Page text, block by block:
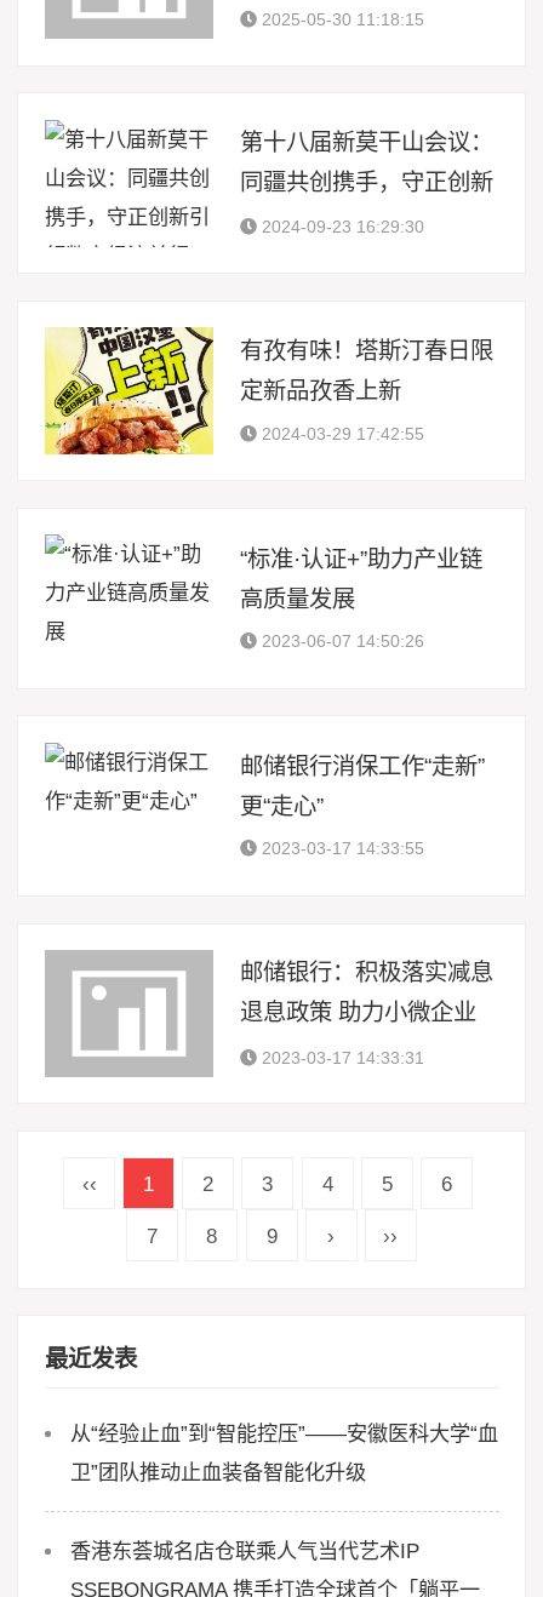
效显著
2025-05-30 11:18:15
第十八届新莫干山会议：
同疆共创携手，守正创新
引领数字经济前行
2024-09-23 16:29:30
有孜有味！塔斯汀春日限
定新品孜香上新
2024-03-29 17:42:55
“标准·认证+”助力产业链
高质量发展
2023-06-07 14:50:26
邮储银行消保工作“走新”
更“走心”
2023-03-17 14:33:55
邮储银行：积极落实减息
退息政策 助力小微企业
减负纾困
2023-03-17 14:33:31
‹‹ 1 2 3 4 5 6
7 8 9 › ››
最近发表
从“经验止血”到“智能控压”——安徽医科大学“血
卫”团队推动止血装备智能化升级
香港东荟城名店仓联乘人气当代艺术IP
SSEBONGRAMA 携手打造全球首个「躺平一